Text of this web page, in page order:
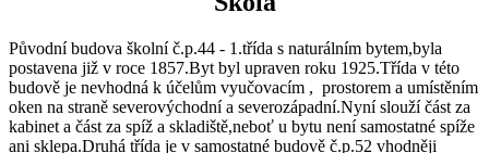
Původní budova školní č.p.44 - 1.třída s naturálním bytem,byla
postavena již v roce 1857.Byt byl upraven roku 1925.Třída v této
budově je nevhodná k účelům vyučovacím , prostorem a umístěním
oken na straně severovýchodní a severozápadní.Nyní slouží část za
kabinet a část za spíž a skladiště,neboť u bytu není samostatné spíže
ani sklepa.Druhá třída je v samostatné budově č.p.52 vhodněji